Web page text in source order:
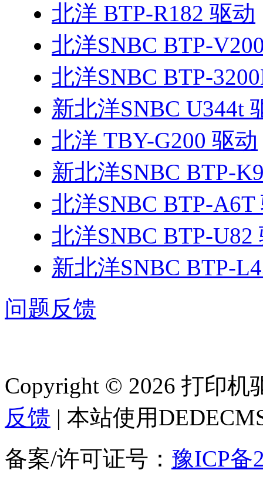
北洋 BTP-R182 驱动
北洋SNBC BTP-
北洋SNBC BTP-
新北洋SNBC U344t
北洋 TBY-G200 驱动
新北洋SNBC BTP-
北洋SNBC BTP-A6T
北洋SNBC BTP-U82
新北洋SNBC BTP-
问题反馈
Copyright © 2026 打印
反馈 | 本站使用
备案/许可证号： 豫ICP备